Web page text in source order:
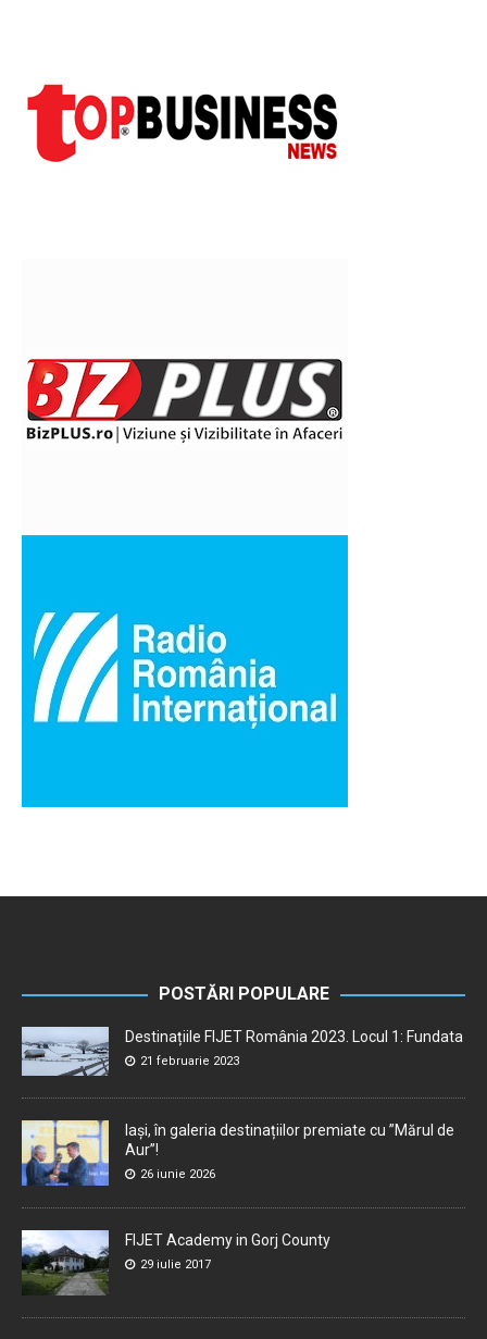
POSTĂRI POPULARE
Destinațiile FIJET România 2023. Locul 1: Fundata
21 februarie 2023
Iași, în galeria destinațiilor premiate cu ”Mărul de
Aur”!
26 iunie 2026
FIJET Academy in Gorj County
29 iulie 2017